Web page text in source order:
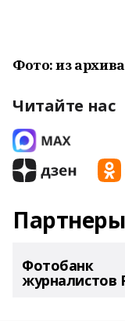
Фото: из
Читайте нас
Партнеры
Фотобанк
журналистов